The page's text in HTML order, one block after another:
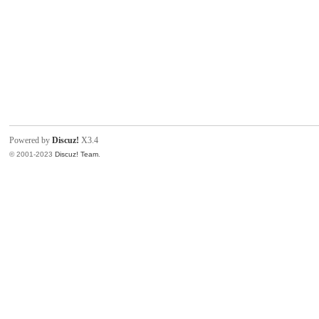
Powered byDiscuz! X3.4
© 2001-2023Discuz! Team